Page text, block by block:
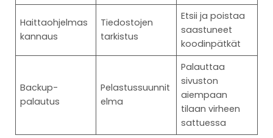
Haittaohjelmas
kannaus
Tiedostojen
tarkistus
Etsii ja poistaa
saastuneet
koodinpätkät
Backup-
palautus
Pelastussuunnit
elma
Palauttaa
sivuston
aiempaan
tilaan virheen
sattuessa